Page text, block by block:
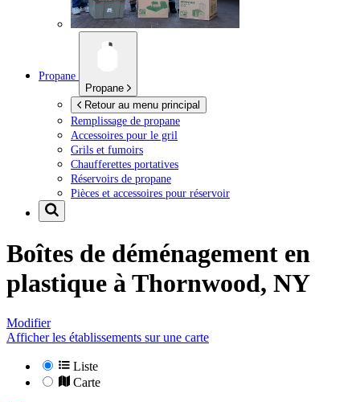
Propane
Propane
Retour au menu principal
Remplissage de propane
Accessoires pour le gril
Grils et fumoirs
Chaufferettes portatives
Réservoirs de propane
Pièces et accessoires pour réservoir
Boîtes de déménagement en
plastique à Thornwood, NY
Modifier
Afficher les établissements sur une carte
Liste
Carte